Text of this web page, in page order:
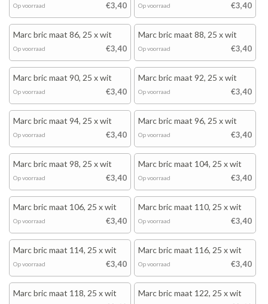
€3,40
Op voorraad €3,40
Op voorraad
Marc bric maat 86, 25 x wit
€3,40
Op voorraad
Marc bric maat 88, 25 x wit
€3,40
Op voorraad
Marc bric maat 90, 25 x wit
€3,40
Op voorraad
Marc bric maat 92, 25 x wit
€3,40
Op voorraad
Marc bric maat 94, 25 x wit
€3,40
Op voorraad
Marc bric maat 96, 25 x wit
€3,40
Op voorraad
Marc bric maat 98, 25 x wit
€3,40
Op voorraad
Marc bric maat 104, 25 x wit
€3,40
Op voorraad
Marc bric maat 106, 25 x wit
€3,40
Op voorraad
Marc bric maat 110, 25 x wit
€3,40
Op voorraad
Marc bric maat 114, 25 x wit
€3,40
Op voorraad
Marc bric maat 116, 25 x wit
€3,40
Op voorraad
Marc bric maat 118, 25 x wit Marc bric maat 122, 25 x wit